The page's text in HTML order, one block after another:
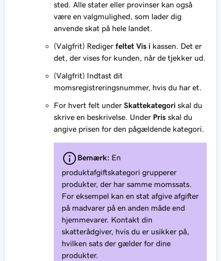
sted. Alle stater eller provinser kan også
være en valgmulighed, som lader dig
anvende skat på hele landet.
(Valgfrit) Rediger feltet Vis i kassen. Det er
det, der vises for kunden, når de tjekker ud.
(Valgfrit) Indtast dit
momsregistreringsnummer, hvis du har et.
For hvert felt under Skattekategori skal du
skrive en beskrivelse. Under Pris skal du
angive prisen for den pågældende kategori.
Bemærk: En
produktafgiftskategori grupperer
produkter, der har samme momssats.
For eksempel kan en stat afgive afgifter
på madvarer på en anden måde end
hjemmevarer. Kontakt din
skatterådgiver, hvis du er usikker på,
hvilken sats der gælder for dine
produkter.